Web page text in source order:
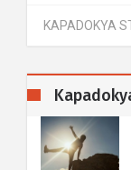
KAPADOKYA